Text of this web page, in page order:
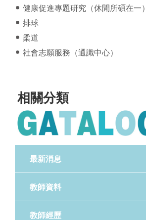
健康促進專題研究（休閒所碩在一）
排球
柔道
社會志願服務（通識中心）
相關分類
最新消息
教師資料
教師經歷